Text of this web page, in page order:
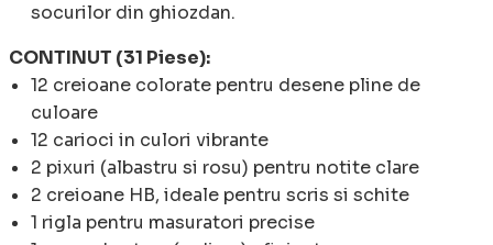
socurilor din ghiozdan.
CONTINUT (31 Piese):
12 creioane colorate pentru desene pline de
culoare
12 carioci in culori vibrante
2 pixuri (albastru si rosu) pentru notite clare
2 creioane HB, ideale pentru scris si schite
1 rigla pentru masuratori precise